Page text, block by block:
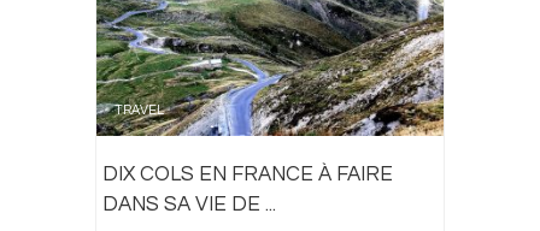
TRAVEL
DIX COLS EN FRANCE À FAIRE
DANS SA VIE DE ...